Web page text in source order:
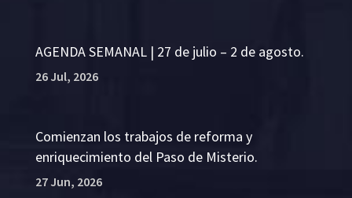
AGENDA SEMANAL | 27 de julio – 2 de agosto.
26 Jul, 2026
Comienzan los trabajos de reforma y
enriquecimiento del Paso de Misterio.
27 Jun, 2026